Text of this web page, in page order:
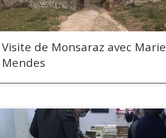
Visite de Monsaraz avec Marie
Mendes